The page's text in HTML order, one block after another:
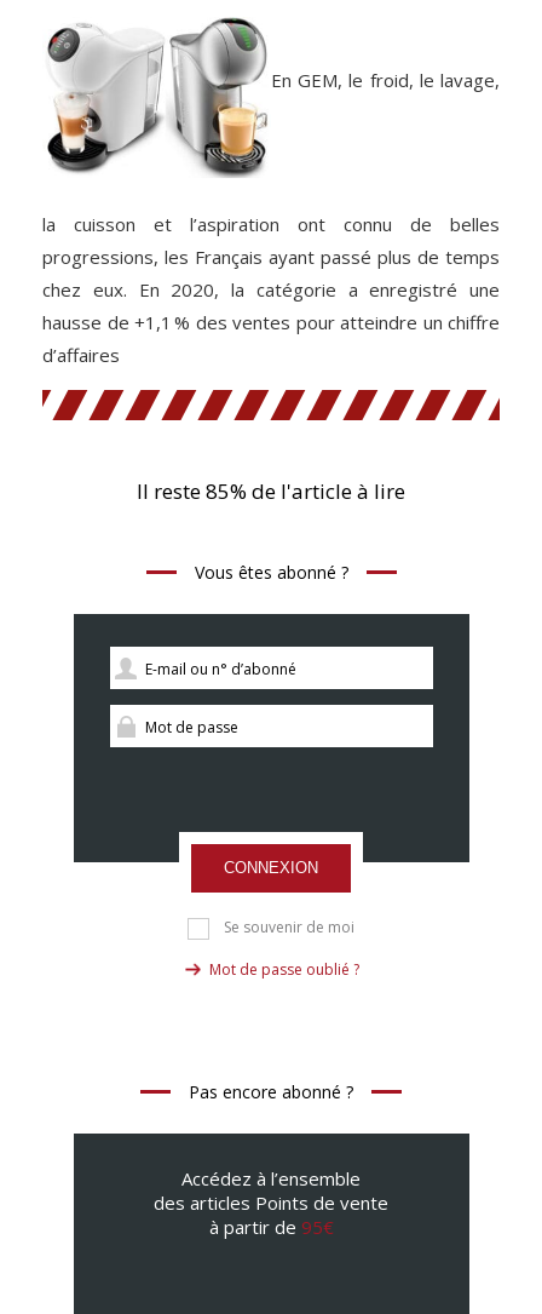
En GEM, le froid, le lavage,
la cuisson et l’aspiration ont connu de belles
progressions, les Français ayant passé plus de temps
chez eux. En 2020, la catégorie a enregistré une
hausse de +1,1 % des ventes pour atteindre un chiffre
d’affaires
Il reste 85% de l'article à lire
Vous êtes abonné ?
CONNEXION
Se souvenir de moi
Mot de passe oublié ?
Pas encore abonné ?
Accédez à l’ensemble
des articles Points de vente
à partir de 95€